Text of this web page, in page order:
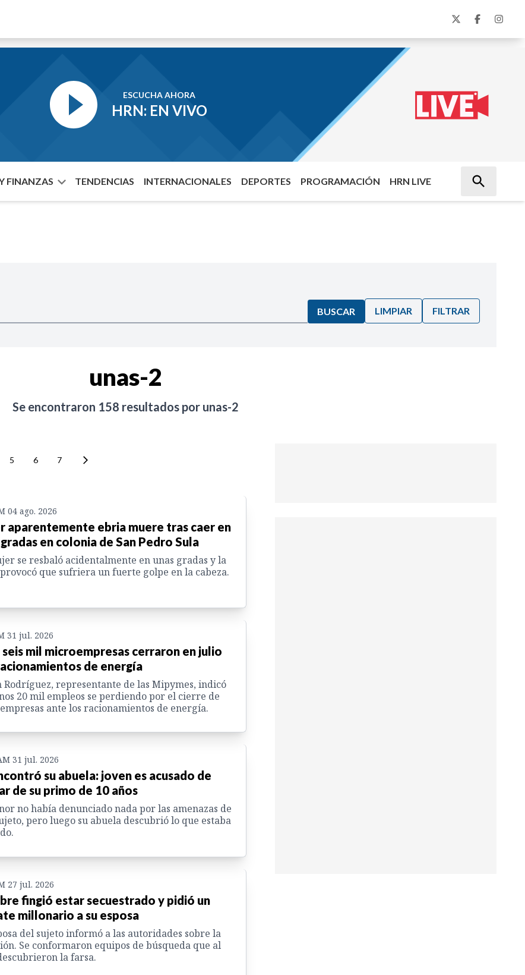
ESCUCHA AHORA
HRN: EN VIVO
FINANZAS TENDENCIAS INTERNACIONALES DEPORTES PROGRAMACIÓN HRN LIVE
BUSCAR LIMPIAR FILTRAR
unas-2
Se encontraron 158 resultados por unas-2
5 6 7
04 ago. 2026
aparentemente ebria muere tras caer en
en colonia de San Pedro Sula
se resbaló acidentalmente en unas gradas y la
que sufriera un fuerte golpe en la cabeza.
31 jul. 2026
seis mil microempresas cerraron en julio
de energía
Rodríguez, representante de las Mipymes, indicó
20 mil empleos se perdiendo por el cierre de
ante los racionamientos de energía.
31 jul. 2026
su abuela: joven es acusado de
de su primo de 10 años
no había denunciado nada por las amenazas de
pero luego su abuela descubrió lo que estaba
27 jul. 2026
fingió estar secuestrado y pidió un
millonario a su esposa
del sujeto informó a las autoridades sobre la
Se conformaron equipos de búsqueda que al
la farsa.